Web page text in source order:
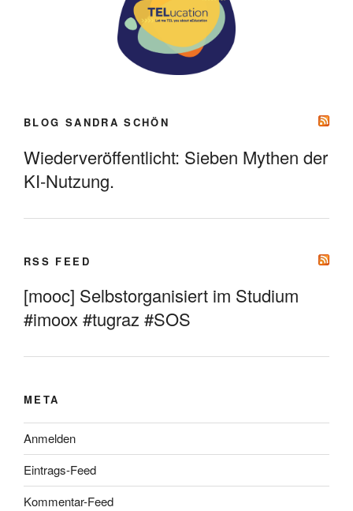
BLOG SANDRA SCHÖN
Wiederveröffentlicht: Sieben Mythen der
KI-Nutzung.
RSS FEED
[mooc] Selbstorganisiert im Studium
#imoox #tugraz #SOS
META
Anmelden
Eintrags-Feed
Kommentar-Feed